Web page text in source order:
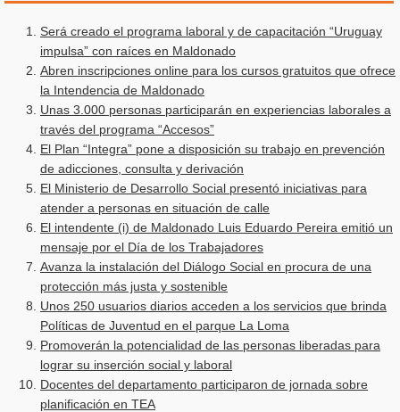
Será creado el programa laboral y de capacitación “Uruguay
impulsa” con raíces en Maldonado
Abren inscripciones online para los cursos gratuitos que ofrece
la Intendencia de Maldonado
Unas 3.000 personas participarán en experiencias laborales a
través del programa “Accesos”
El Plan “Integra” pone a disposición su trabajo en prevención
de adicciones, consulta y derivación
El Ministerio de Desarrollo Social presentó iniciativas para
atender a personas en situación de calle
El intendente (i) de Maldonado Luis Eduardo Pereira emitió un
mensaje por el Día de los Trabajadores
Avanza la instalación del Diálogo Social en procura de una
protección más justa y sostenible
Unos 250 usuarios diarios acceden a los servicios que brinda
Políticas de Juventud en el parque La Loma
Promoverán la potencialidad de las personas liberadas para
lograr su inserción social y laboral
Docentes del departamento participaron de jornada sobre
planificación en TEA